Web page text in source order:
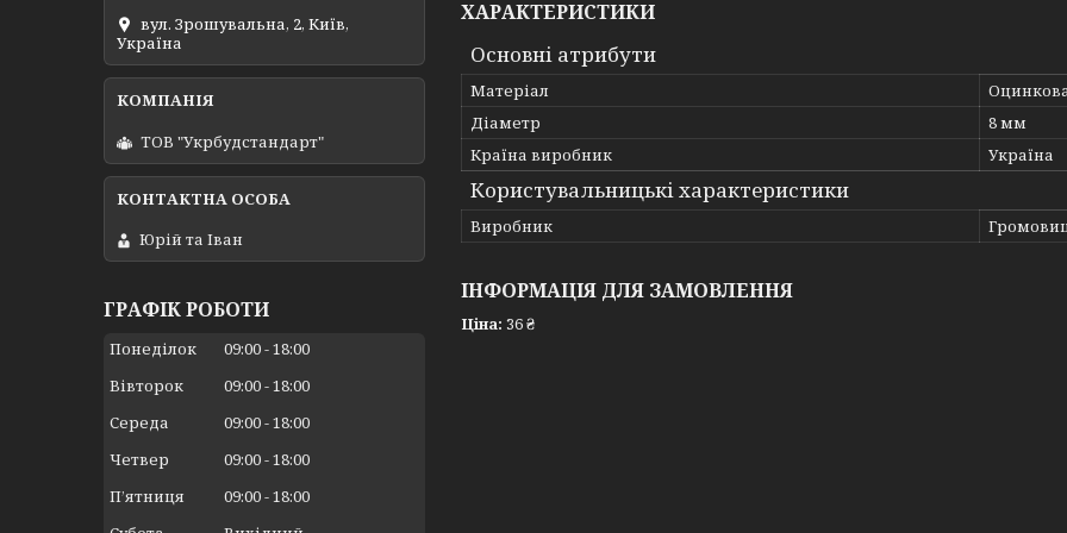
ХАРАКТЕРИСТИКИ
Основні атрибути
Матеріал
Діаметр
8 мм
Країна виробник
Україна
Користувальницькі характеристики
Виробник
ІНФОРМАЦІЯ ДЛЯ ЗАМОВЛЕННЯ
Ціна: 36 ₴
вул. Зрошувальна, 2, Київ,
Україна
ТОВ "Укрбудстандарт"
Юрій та Іван
ГРАФІК РОБОТИ
Понеділок 09:00 18:00
Вівторок
09:00 18:00
Середа
09:00 18:00
Четвер
09:00 18:00
Пʼятниця
09:00 18:00